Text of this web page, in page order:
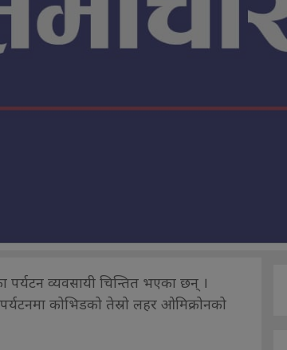
व्यवसायी चिन्तित भएका छन् ।
कोभिडको तेस्रो लहर ओमिक्रोनको